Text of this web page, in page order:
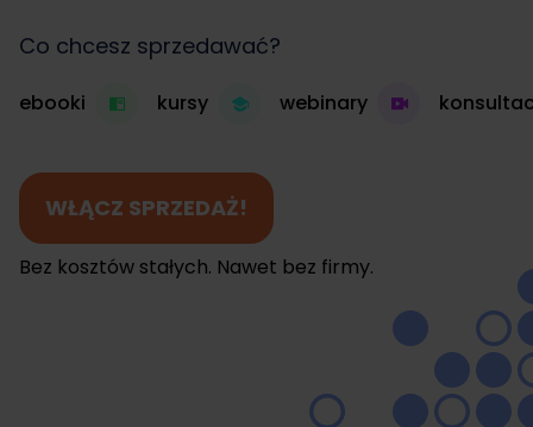
Co chcesz sprzedawać?
ebooki kursy webinary
WŁĄCZ SPRZEDAŻ!
Bez kosztów stałych. Nawet bez firmy.